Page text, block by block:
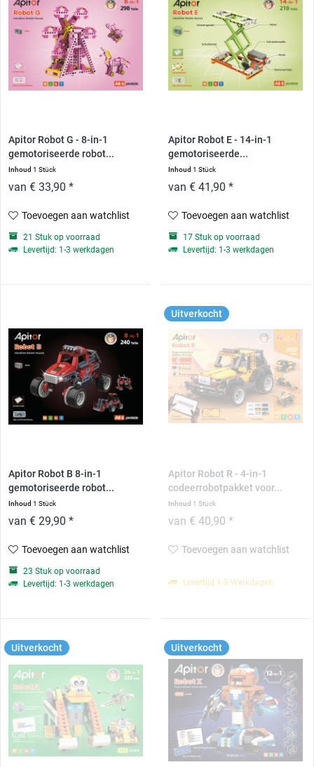
Apitor Robot G - 8-in-1
gemotoriseerde robot...
Inhoud1 Stück
van € 33,90 *
Toevoegen aan watchlist
21 Stuk op voorraad
Levertijd: 1-3 werkdagen
Apitor Robot E - 14-in-1
gemotoriseerde...
Inhoud 1 Stück
van € 41,90 *
Toevoegen aan watchlist
17 Stuk op voorraad
Levertijd: 1-3 werkdagen
Apitor Robot B 8-in-1
gemotoriseerde robot...
Inhoud1 Stück
van € 29,90 *
Toevoegen aan watchlist
23 Stuk op voorraad
Levertijd: 1-3 werkdagen
Uitverkocht
Apitor Robot R - 4-in-1
codeerrobotpakket voor...
Inhoud 1 Stück
van € 40,90 *
Toevoegen aan watchlist
Levertijd 1-3 Werkdagen
Uitverkocht Uitverkocht